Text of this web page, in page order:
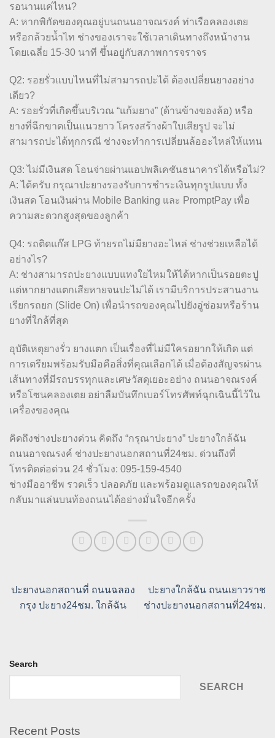
รอนานแค่ไหน?
A: หากพิกัดของคุณอยู่บนถนนอาจณรงค์ ท่าเรือคลองเตย
หรือกล้วยน้ำไท ช่างของเราจะใช้เวลาเดินทางถึงหน้างาน
โดยเฉลี่ย 15-30 นาที ขึ้นอยู่กับสภาพการจราจร
Q2: รอยรั่วแบบไหนที่ไม่สามารถปะได้ ต้องเปลี่ยนยางอย่าง
เดียว?
A: รอยรั่วที่เกิดขึ้นบริเวณ “แก้มยาง” (ด้านข้างของล้อ) หรือ
ยางที่ฉีกขาดเป็นแนวยาว โครงสร้างผ้าใบเสียรูป จะไม่
สามารถปะได้ทุกกรณี ช่างจะทำการเปลี่ยนล้ออะไหล่ให้แทน
Q3: ไม่มีเงินสด โอนจ่ายผ่านแอปพลิเคชันธนาคารได้หรือไม่?
A: ได้ครับ กรุณาปะยางรองรับการชำระเงินทุกรูปแบบ ทั้ง
เงินสด โอนเงินผ่าน Mobile Banking และ PromptPay เพื่อ
ความสะดวกสูงสุดของลูกค้า
Q4: รถติดแก๊ส LPG ท้ายรถไม่มียางอะไหล่ ช่างช่วยเหลือได้
อย่างไร?
A: ช่างสามารถปะยางแบบแทงใยไหมให้ได้หากเป็นรอยตะปู
แต่หากยางแตกเสียหายจนปะไม่ได้ เรามีบริการประสานงาน
เรียกรถยก (Slide On) เพื่อนำรถของคุณไปยังอู่ซ่อมหรือร้าน
ยางที่ใกล้ที่สุด
อุบัติเหตุยางรั่ว ยางแตก เป็นเรื่องที่ไม่มีใครอยากให้เกิด แต่
การเตรียมพร้อมรับมือคือสิ่งที่คุณเลือกได้ เมื่อต้องสัญจรผ่าน
เส้นทางที่มีรถบรรทุกและเศษวัสดุเยอะอย่าง ถนนอาจณรงค์
หรือโซนคลองเตย อย่าลืมบันทึกเบอร์โทรศัพท์ฉุกเฉินนี้ไว้ใน
เครื่องของคุณ
คิดถึงช่างปะยางด่วน คิดถึง “กรุณาปะยาง” ปะยางใกล้ฉัน
ถนนอาจณรงค์ ช่างปะยางนอกสถานที่24ชม. ด่วนถึงที่
โทรติดต่อด่วน 24 ชั่วโมง: 095-159-4540
ช่างมืออาชีพ รวดเร็ว ปลอดภัย และพร้อมดูแลรถของคุณให้
กลับมาแล่นบนท้องถนนได้อย่างมั่นใจอีกครั้ง
ปะยางนอกสถานที่ ถนนฉลอง
กรุง ปะยาง24ชม. ใกล้ฉัน
ปะยางใกล้ฉัน ถนนเยาวราช
ช่างปะยางนอกสถานที่24ชม.
Search
SEARCH
Recent Posts